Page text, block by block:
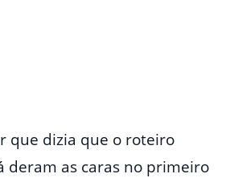
que dizia que o roteiro
deram as caras no primeiro